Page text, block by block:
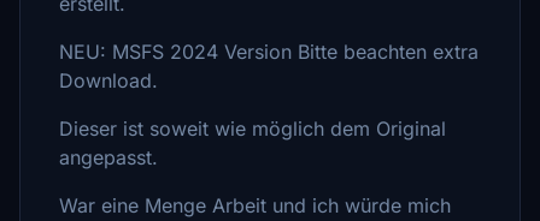
NEU: MSFS 2024 Version Bitte beachten extra
Download.
Dieser ist soweit wie möglich dem Original
angepasst.
War eine Menge Arbeit und ich würde mich